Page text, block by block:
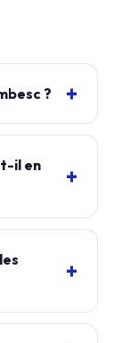
?
il en